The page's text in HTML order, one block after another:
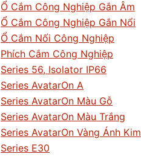
Ổ Cắm Công Nghiệp Gắn Âm
Ổ Cắm Công Nghiệp Gắn Nổi
Ổ Cắm Nối Công Nghiệp
Phích Cắm Công Nghiệp
Series 56, Isolator IP66
Series AvatarOn A
Series AvatarOn Màu Gỗ
Series AvatarOn Màu Trắng
Series AvatarOn Vàng Ánh Kim
Series E30